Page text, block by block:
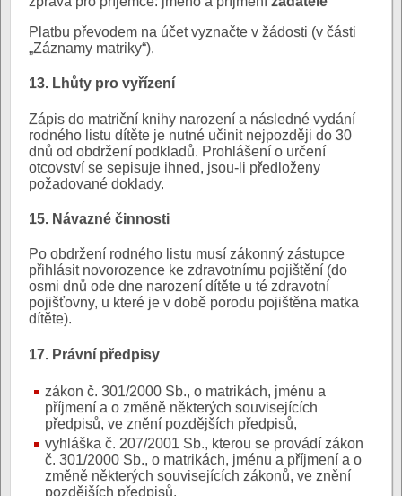
Platbu převodem na účet vyznačte v žádosti (v části
„Záznamy matriky“).
13. Lhůty pro vyřízení
Zápis do matriční knihy narození a následné vydání
rodného listu dítěte je nutné učinit nejpozději do 30
dnů od obdržení podkladů. Prohlášení o určení
otcovství se sepisuje ihned, jsou-li předloženy
požadované doklady.
15. Návazné činnosti
Po obdržení rodného listu musí zákonný zástupce
přihlásit novorozence ke zdravotnímu pojištění (do
osmi dnů ode dne narození dítěte u té zdravotní
pojišťovny, u které je v době porodu pojištěna matka
dítěte).
17. Právní předpisy
zákon č. 301/2000 Sb., o matrikách, jménu a
příjmení a o změně některých souvisejících
předpisů, ve znění pozdějších předpisů,
vyhláška č. 207/2001 Sb., kterou se provádí zákon
č. 301/2000 Sb., o matrikách, jménu a příjmení a o
změně některých souvisejících zákonů, ve znění
pozdějších předpisů.